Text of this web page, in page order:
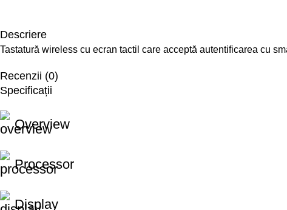
Descriere
Tastatură wireless cu ecran tactil care acceptă autentificarea cu
Recenzii (0)
Specificații
Overview
Processor
Display